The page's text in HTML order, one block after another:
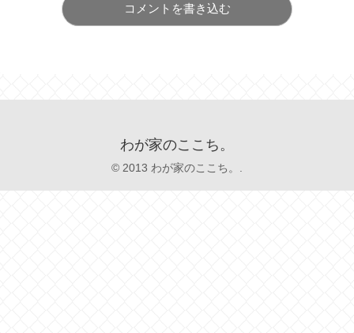
コメントを書き込む
わが家のここち。
© 2013 わが家のここち。.